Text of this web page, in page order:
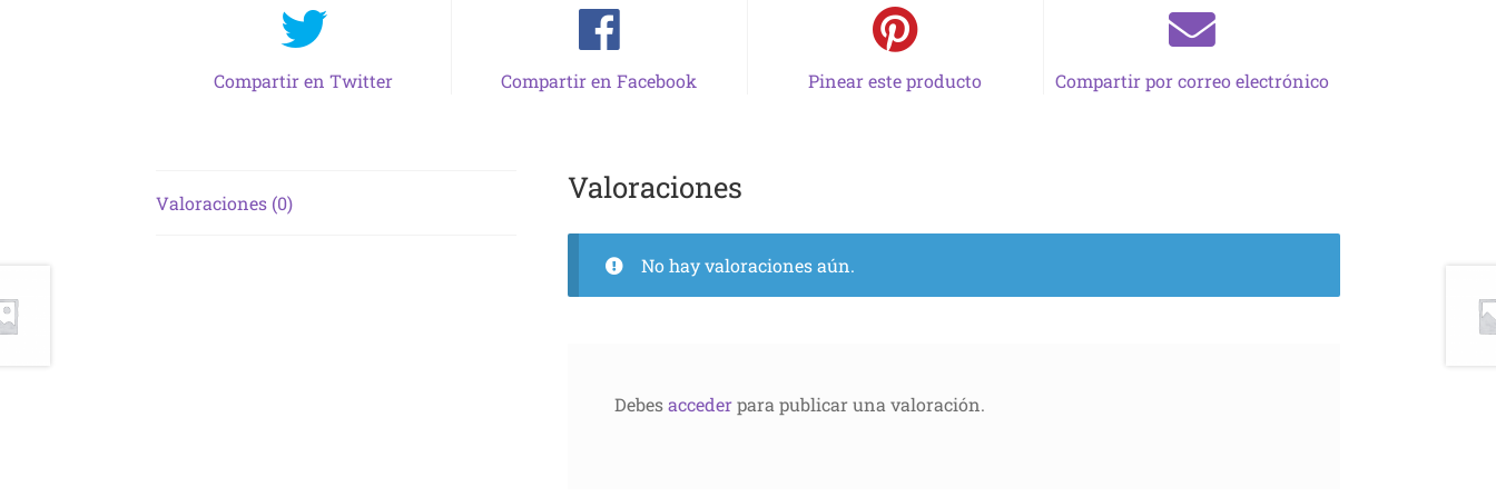
Compartir en Twitter Compartir en Facebook Pinear este producto Compartir por correo electrónico
Valoraciones (0) Valoraciones
No hay valoraciones aún.
Debesaccederpara publicar una valoración.